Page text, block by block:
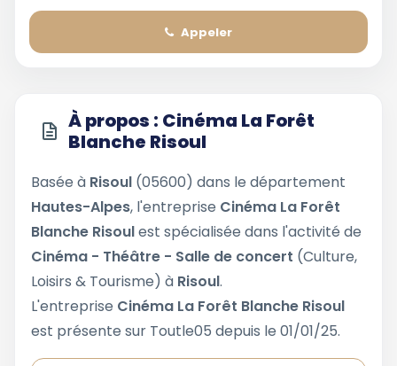
Appeler
À propos : Cinéma La Forêt
Blanche Risoul
Basée à Risoul (05600) dans le département
Hautes-Alpes, l'entreprise Cinéma La Forêt
Blanche Risoulest spécialisée dans l'activité de
Cinéma - Théâtre - Salle de concert (Culture,
Loisirs & Tourisme) à Risoul.
L'entreprise Cinéma La Forêt Blanche Risoul
est présente sur Toutle05 depuis le 01/01/25.